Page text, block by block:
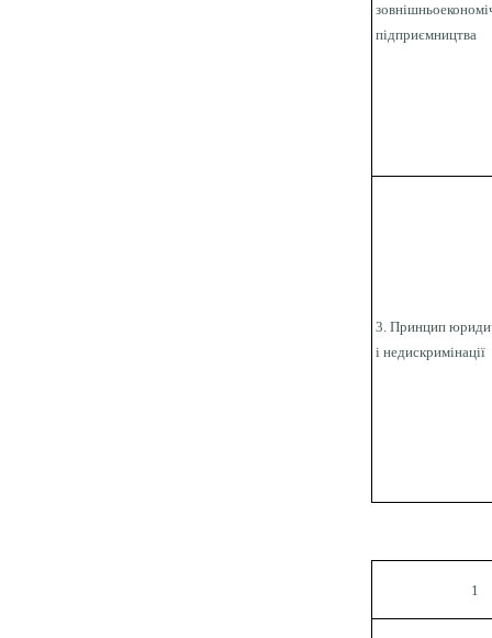
підприємництва
3. Принцип
і недискримінації
1